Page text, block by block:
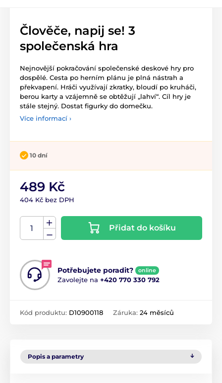
Člověče, napij se! 3
společenská hra
Nejnovější pokračování společenské deskové hry pro
dospělé. Cesta po herním plánu je plná nástrah a
překvapení. Hráči využívají zkratky, bloudí po kruháči,
berou karty a vzájemně se obtěžují „lahví“. Cíl hry je
stále stejný. Dostat figurky do domečku.
Více informací ›
10 dní
489 Kč
404 Kč bez DPH
Přidat do košíku
Potřebujete poradit? online
Zavolejte na +420 770 330 792
Kód produktu: D10900118 Záruka: 24 měsíců
Popis a parametry